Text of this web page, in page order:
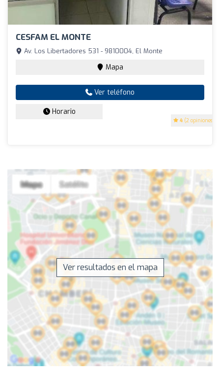
CESFAM EL MONTE
4 (2 opiniones)
Av. Los Libertadores 531 - 9810004, El Monte
Mapa
Ver teléfono
Horario
Ver resultados en el mapa